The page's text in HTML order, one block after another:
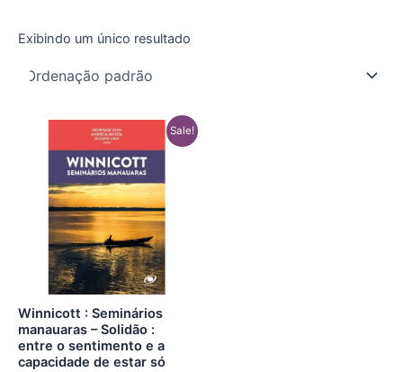
Exibindo um único resultado
Sale!
Winnicott : Seminários
manauaras – Solidão :
entre o sentimento e a
capacidade de estar só
preço
original
era:
R$ 105,00.
atual
é:
R$ 29,90.